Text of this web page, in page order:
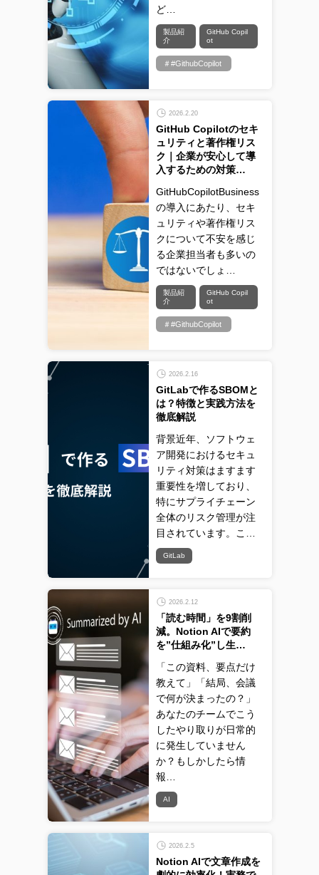
ど…
製品紹
介
GitHub Copil
ot
＃#GithubCopilot
2026.2.20
GitHub Copilotのセキ
ュリティと著作権リス
ク｜企業が安心して導
入するための対策…
GitHubCopilotBusiness
の導入にあたり、セキ
ュリティや著作権リス
クについて不安を感じ
る企業担当者も多いの
ではないでしょ…
製品紹
介
GitHub Copil
ot
＃#GithubCopilot
2026.2.16
GitLabで作るSBOMと
は？特徴と実践方法を
徹底解説
背景近年、ソフトウェ
ア開発におけるセキュ
リティ対策はますます
重要性を増しており、
特にサプライチェーン
全体のリスク管理が注
目されています。こ…
GitLab
2026.2.12
「読む時間」を9割削
減。Notion AIで要約
を”仕組み化”し生…
「この資料、要点だけ
教えて」「結局、会議
で何が決まったの？」
あなたのチームでこう
したやり取りが日常的
に発生していません
か？もしかしたら情
報…
AI
2026.2.5
Notion AIで文章作成を